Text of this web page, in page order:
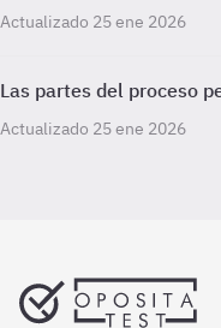
Actualizado 25 ene 2026
Las partes del proceso
Actualizado 25 ene 2026